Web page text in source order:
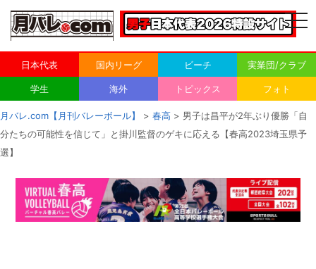
日本代表 国内リーグ ビーチ 実業団/クラブ
学生 海外 トピックス フォト
月バレ.com【月刊バレーボール】 > 春高 > 男子は昌平が2年ぶり優勝「自
分たちの可能性を信じて」と掛川監督のゲキに応える【春高2023埼玉県予
選】